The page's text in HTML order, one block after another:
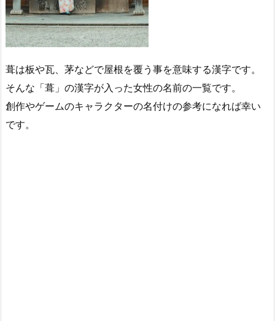
葺は板や瓦、茅などで屋根を覆う事を意味する漢字です。
そんな「葺」の漢字が入った女性の名前の一覧です。
創作やゲームのキャラクターの名付けの参考になれば幸い
です。